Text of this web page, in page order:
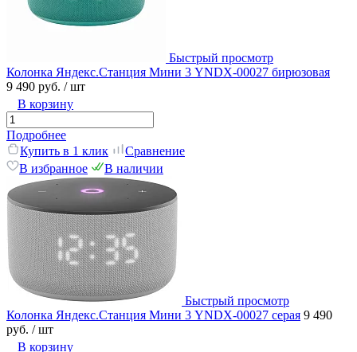
Быстрый просмотр
Колонка Яндекс.Станция Мини 3 YNDX-00027 бирюзовая
9 490 руб. / шт
В корзину
Подробнее
Купить в 1 клик
Сравнение
В избранное
В наличии
Быстрый просмотр
Колонка Яндекс.Станция Мини 3 YNDX-00027 серая 9 490
руб. / шт
В корзину